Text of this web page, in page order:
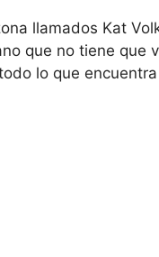
llamados Kat
que no tiene que
lo que